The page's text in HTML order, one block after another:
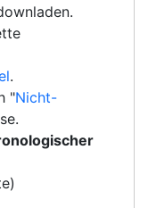
.
"Nicht-